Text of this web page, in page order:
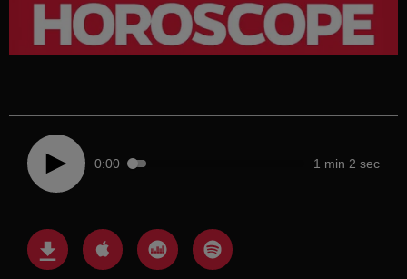
0:00 1 min 2 sec